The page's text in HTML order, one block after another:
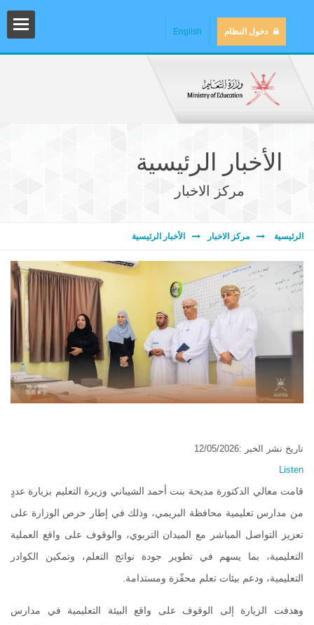
دخول النظام English
الأخبار الرئيسية
مركز الاخبار
الرئيسية مركز الاخبار الأخبار الرئيسية
تاريخ نشر الخبر :12/05/2026
Listen
قامت معالي الدكتورة مديحة بنت أحمد الشيباني وزيرة التعليم بزيارة عددٍ
من مدارس تعليمية محافظة البريمي، وذلك في إطار حرص الوزارة على
تعزيز التواصل المباشر مع الميدان التربوي، والوقوف على واقع العملية
التعليمية، بما يسهم في تطوير جودة نواتج التعلم، وتمكين الكوادر
التعليمية، ودعم بيئات تعلم محفّزة ومستدامة.
وهدفت الزيارة إلى الوقوف على واقع البيئة التعليمية في مدارس